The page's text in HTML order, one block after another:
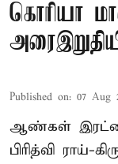
கொரியா
Published on: 07 Aug
ஆண்கள்
பிரித்வி